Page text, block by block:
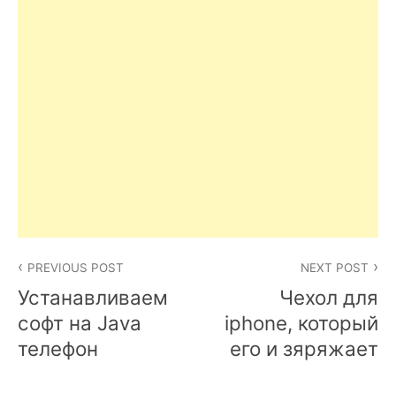
navigation
PREVIOUS POST
Устанавливаем
софт на Java
телефон
NEXT POST
Чехол для
iphone, который
его и зяряжает